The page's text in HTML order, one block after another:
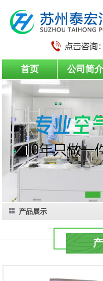
首页 公司简介
产品展示